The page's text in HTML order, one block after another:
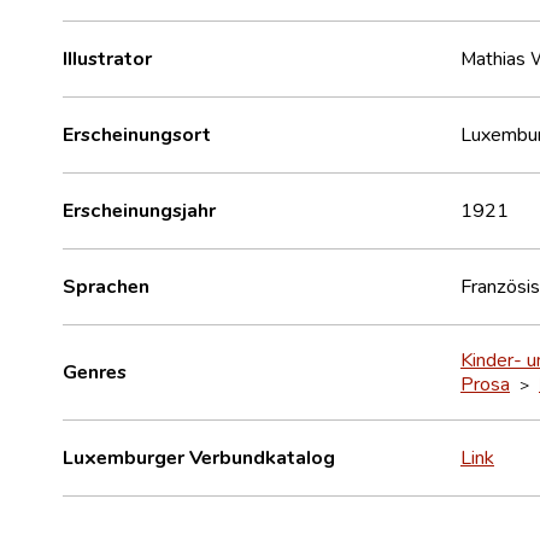
Illustrator Mathias
Erscheinungsort
Erscheinungsjahr 1921
Sprachen
Genres
Kinder-
Prosa >
Luxemburger Verbundkatalog Link